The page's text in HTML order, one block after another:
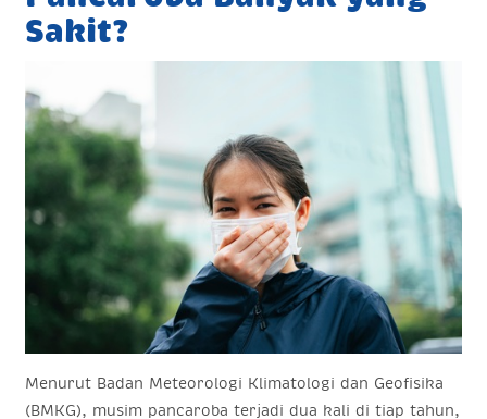
Sakit?
Menurut Badan Meteorologi Klimatologi dan Geofisika
(BMKG), musim pancaroba terjadi dua kali di tiap tahun,